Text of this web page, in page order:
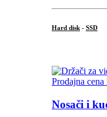
Hard disk - SSD
Nosači i